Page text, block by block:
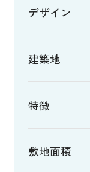
デザイン
建築地
特徴
敷地面積